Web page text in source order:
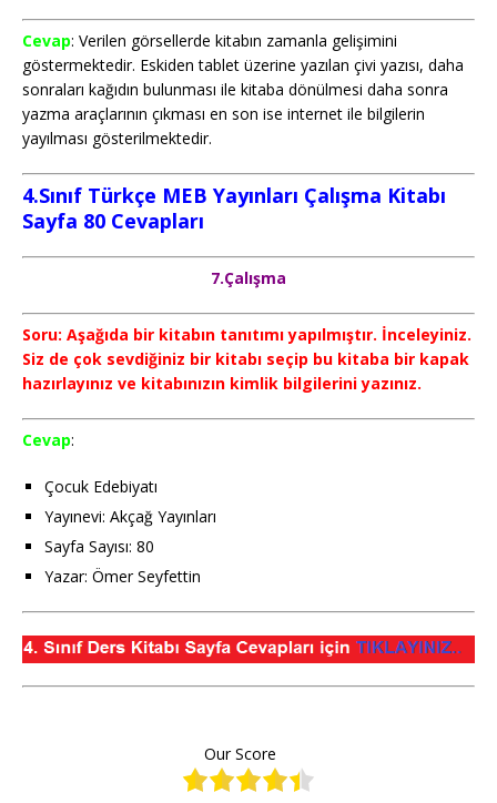
Cevap: Verilen görsellerde kitabın zamanla gelişimini
göstermektedir. Eskiden tablet üzerine yazılan çivi yazısı, daha
sonraları kağıdın bulunması ile kitaba dönülmesi daha sonra
yazma araçlarının çıkması en son ise internet ile bilgilerin
yayılması gösterilmektedir.
4.Sınıf Türkçe MEB Yayınları Çalışma Kitabı
Sayfa 80 Cevapları
7.Çalışma
Soru: Aşağıda bir kitabın tanıtımı yapılmıştır. İnceleyiniz.
Siz de çok sevdiğiniz bir kitabı seçip bu kitaba bir kapak
hazırlayınız ve kitabınızın kimlik bilgilerini yazınız.
Cevap:
Çocuk Edebiyatı
Yayınevi: Akçağ Yayınları
Sayfa Sayısı: 80
Yazar: Ömer Seyfettin
Our Score